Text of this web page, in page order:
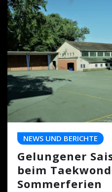
NEWS UND BERICHTE
Gelungener
beim
Sommerferien